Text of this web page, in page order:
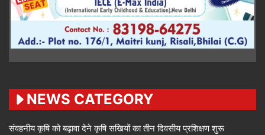
NEWS CATEGORY
संवहनीय कृषि को बढ़ावा देने कृषि सखियों का तीन दिवसीय प्रशिक्षण शुरू